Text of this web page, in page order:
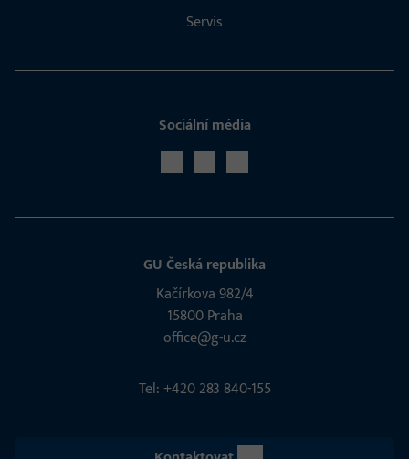
Servis
Sociální média
GU Česká republika
Kačírkova 982/4
15800 Praha
office@g-u.cz
Tel: +420 283 840-155